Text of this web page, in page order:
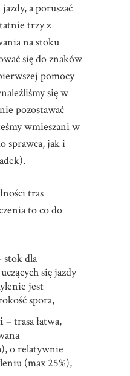
a poruszać
trzy z
na stoku
się do znaków
pomocy
się w
pozostawać
wmieszani w
sprawca, jak i
tras
to co do
stok dla
się jazdy
jest
spora,
– trasa łatwa,
o relatywnie
(max 25%),